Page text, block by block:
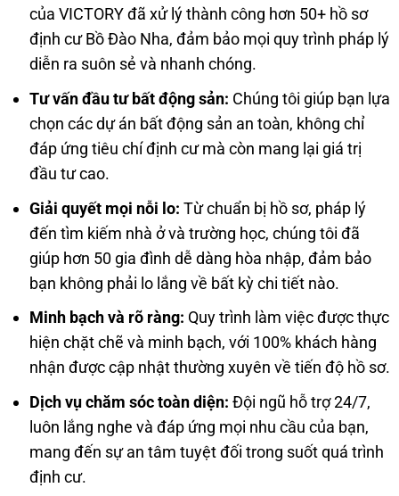
của VICTORY đã xử lý thành công hơn 50+ hồ sơ
định cư Bồ Đào Nha, đảm bảo mọi quy trình pháp lý
diễn ra suôn sẻ và nhanh chóng.
Tư vấn đầu tư bất động sản: Chúng tôi giúp bạn lựa
chọn các dự án bất động sản an toàn, không chỉ
đáp ứng tiêu chí định cư mà còn mang lại giá trị
đầu tư cao.
Giải quyết mọi nỗi lo: Từ chuẩn bị hồ sơ, pháp lý
đến tìm kiếm nhà ở và trường học, chúng tôi đã
giúp hơn 50 gia đình dễ dàng hòa nhập, đảm bảo
bạn không phải lo lắng về bất kỳ chi tiết nào.
Minh bạch và rõ ràng: Quy trình làm việc được thực
hiện chặt chẽ và minh bạch, với 100% khách hàng
nhận được cập nhật thường xuyên về tiến độ hồ sơ.
Dịch vụ chăm sóc toàn diện: Đội ngũ hỗ trợ 24/7,
luôn lắng nghe và đáp ứng mọi nhu cầu của bạn,
mang đến sự an tâm tuyệt đối trong suốt quá trình
định cư.